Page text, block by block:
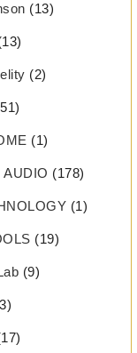
(13)
(2)
(1)
AUDIO (178)
(1)
(19)
(9)